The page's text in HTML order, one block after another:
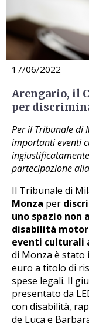
17/06/2022
Arengario, il
per
Per il Tribunale di
importanti eventi
partecipazione
Il Tribunale di
Monza per
uno spazio non
disabilità
eventi culturali
di Monza è stato
euro a titolo di
spese legali. Il
presentato da
con disabilità,
de Luca e